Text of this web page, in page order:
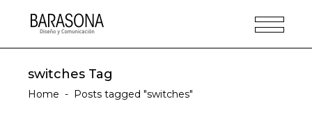
switches Tag
Home - Posts tagged "switches"